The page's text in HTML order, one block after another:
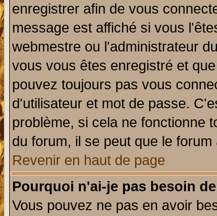
enregistrer afin de vous
message est affiché si vous
webmestre ou l'administrateur
vous vous êtes enregistré et
pouvez toujours pas vous
d'utilisateur et mot de passe.
problème, si cela ne fonctionne
du forum, il se peut que le
Revenir en haut de page
Pourquoi n'ai-je pas besoin
Vous pouvez ne pas en avoir